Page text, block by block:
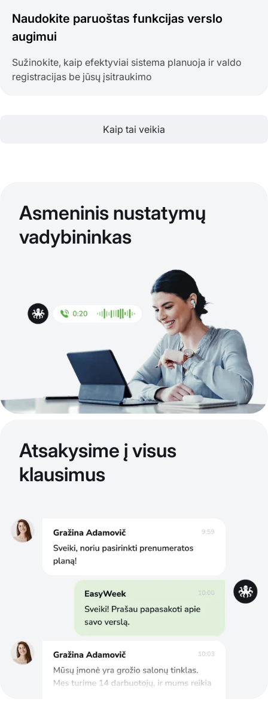
Naudokite paruoštas funkcijas verslo
augimui
Sužinokite, kaip efektyviai sistema planuoja ir valdo
registracijas be jūsų įsitraukimo
Kaip tai veikia
Asmeninis nustatymų
vadybininkas
Atsakysime į visus
klausimus